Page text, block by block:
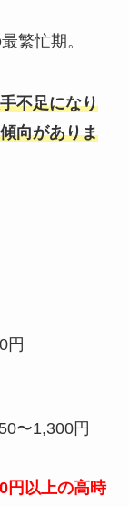
繁忙期。
不足になり
向がありま
円
〜1,300円
円以上の高時